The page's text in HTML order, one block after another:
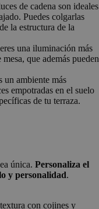
de cadena son ideales
Puedes colgarlas
la estructura de la
una iluminación más
que además pueden
un ambiente más
empotradas en el suelo
de tu terraza.
única.Personaliza el
y personalidad.
con cojines y